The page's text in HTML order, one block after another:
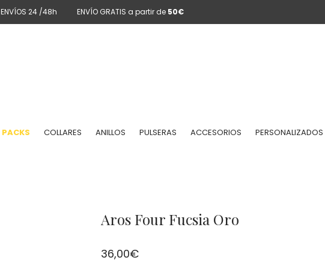
ENVÍOS 24 /48h ENVÍO GRATIS a partir de 50€
PACKS COLLARES ANILLOS PULSERAS ACCESORIOS PERSONALIZADOS
Aros Four Fucsia Oro
36,00€